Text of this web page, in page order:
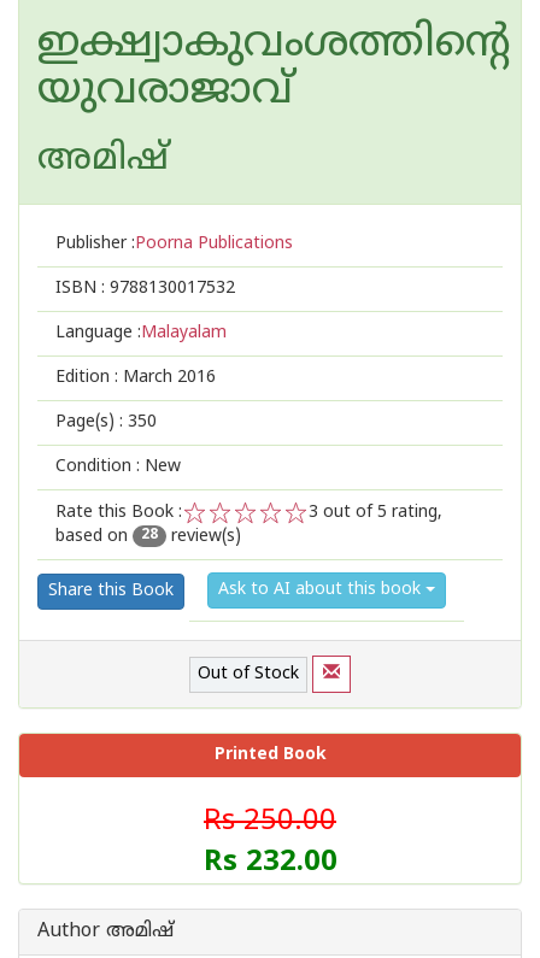
ഇക്ഷ്വാകുവംശത്തിന്റെ
യുവരാജാവ്
അമിഷ്
Publisher :Poorna Publications
ISBN : 9788130017532
Language :Malayalam
Edition : March 2016
Page(s) : 350
Condition : New
Rate this Book :
3
2
1
3 out of 5 rating,
based on
28 review(s)
Share this Book Ask to AI about this book
Out of Stock
Printed Book
Rs 250.00
Rs 232.00
Author അമിഷ്